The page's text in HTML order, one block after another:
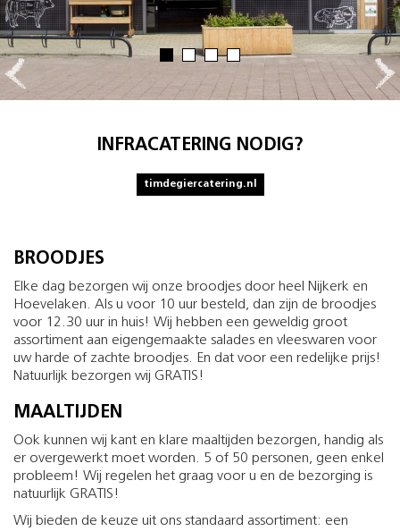
INFRACATERING NODIG?
timdegiercatering.nl
BROODJES
Elke dag bezorgen wij onze broodjes door heel Nijkerk en
Hoevelaken. Als u voor 10 uur besteld, dan zijn de broodjes
voor 12.30 uur in huis! Wij hebben een geweldig groot
assortiment aan eigengemaakte salades en vleeswaren voor
uw harde of zachte broodjes. En dat voor een redelijke prijs!
Natuurlijk bezorgen wij GRATIS!
MAALTIJDEN
Ook kunnen wij kant en klare maaltijden bezorgen, handig als
er overgewerkt moet worden. 5 of 50 personen, geen enkel
probleem! Wij regelen het graag voor u en de bezorging is
natuurlijk GRATIS!
Wij bieden de keuze uit ons standaard assortiment: een